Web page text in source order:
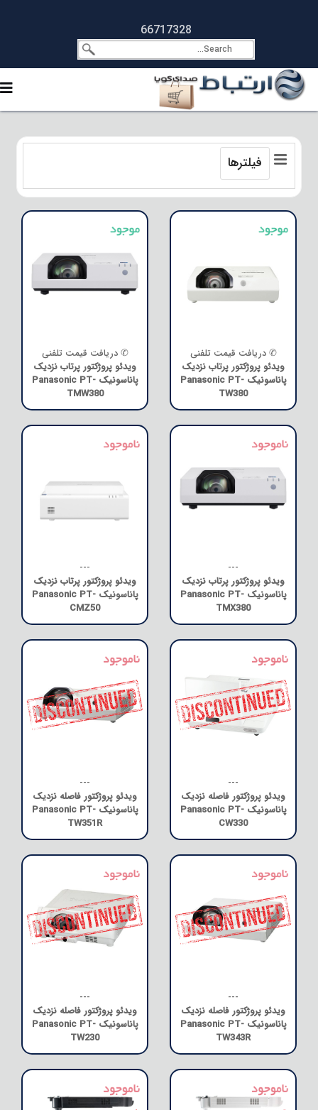
66717328
فیلترها
✆ دریافت قیمت تلفنی
ویدئو پروژکتور پرتاب نزدیک
پاناسونیک Panasonic PT-
TW380
✆ دریافت قیمت تلفنی
ویدئو پروژکتور پرتاب نزدیک
پاناسونیک Panasonic PT-
TMW380
---
ویدئو پروژکتور پرتاب نزدیک
پاناسونیک Panasonic PT-
TMX380
---
ویدئو پروژکتور پرتاب نزدیک
پاناسونیک Panasonic PT-
CMZ50
---
ویدئو پروژکتور فاصله نزدیک
پاناسونیک Panasonic PT-
CW330
---
ویدئو پروژکتور فاصله نزدیک
پاناسونیک Panasonic PT-
TW351R
---
ویدئو پروژکتور فاصله نزدیک
پاناسونیک Panasonic PT-
TW343R
---
ویدئو پروژکتور فاصله نزدیک
پاناسونیک Panasonic PT-
TW230